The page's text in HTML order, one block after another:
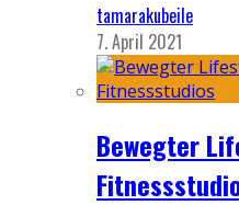
tamarakubeile
7. April 2021
Bewegter